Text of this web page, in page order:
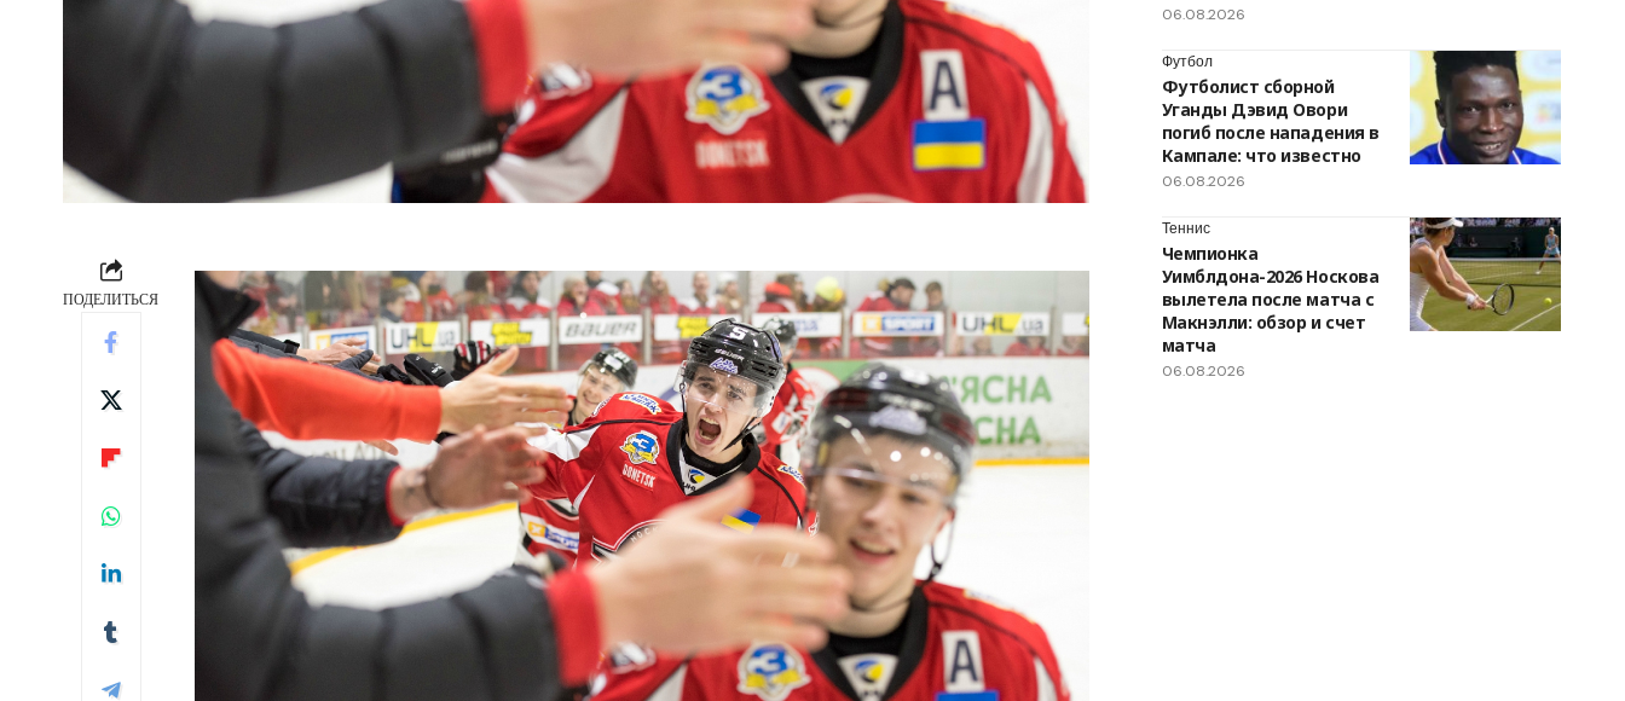
ПОДЕЛИТЬСЯ
06.08.2026
Футбол
Футболист сборной
Уганды Дэвид Овори
погиб после нападения в
Кампале: что известно
06.08.2026
Теннис
Чемпионка
Уимблдона-2026 Носкова
вылетела после матча с
Макнэлли: обзор и счет
матча
06.08.2026